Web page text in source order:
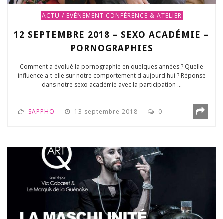
ACTU / EVÈNEMENT CONFÉRENCE & ATELIER
12 SEPTEMBRE 2018 – SEXO ACADÉMIE –
PORNOGRAPHIES
Comment a évolué la pornographie en quelques années ? Quelle
influence a-t-elle sur notre comportement d'aujourd'hui ? Réponse
dans notre sexo académie avec la participation ...
SAPPHO 13 septembre 2018 0